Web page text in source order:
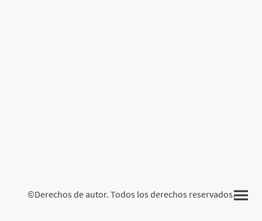
©Derechos de autor. Todos los derechos reservados.